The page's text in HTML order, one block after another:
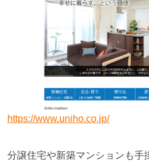
https://www.uniho.co.jp/
分譲住宅や新築マンションも手